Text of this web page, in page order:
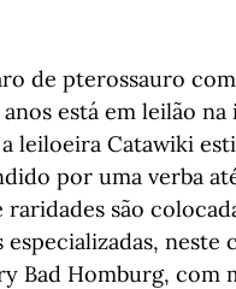
de pterossauro
está em leilão
leiloeira Catawiki
por uma verba
raridades são
neste
Bad Homburg, com